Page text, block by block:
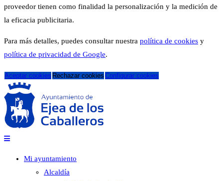
proveedor tienen como finalidad la personalización y la medición de
la eficacia publicitaria.
Para más detalles, puedes consultar nuestra política de cookies y
política de privacidad de Google.
Aceptar cookies Rechazar cookies Configurar cookies
Mi ayuntamiento
Alcaldía